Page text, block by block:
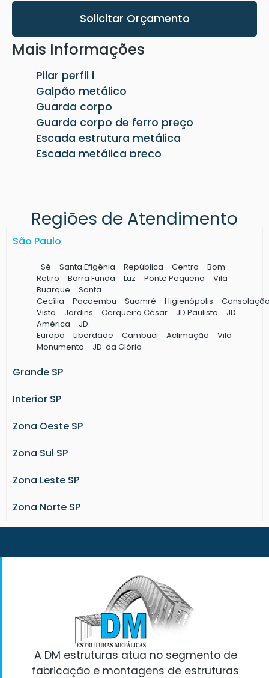
Solicitar Orçamento
Mais Informações
Pilar perfil i
Galpão metálico
Guarda corpo
Guarda corpo de ferro preço
Escada estrutura metálica
Escada metálica preço
Pergolado de ferro preço
Terças metálicas para telhado
Pilar metálico redondo
Fechamento lateral metálico
Construção de galpão metálico
Viga metálica preço
Mezanino estrutura metálica
Mezanino metálico preço
Cobertura metálica para galpão
Estrutura metálica para cobertura
Telhado metálico preço
Passarela metálica preço
Escada metálica detalhamento
Escada metalica
Terça metálica
Viga treliçada metálica
Fabrica de portão metálico
Estrutura metálica São Paulo
Estruturas metálicas preços
Fabricação e montagem de estruturas
metálicas
Montagem de estruturas metálicas
Pilar metálico treliçado
Regiões de Atendimento
São Paulo
Sé Santa Efigênia República Centro
Bom
Retiro
Barra Funda Luz Ponte Pequena
Vila
Buarque
Santa
Cecília
Pacaembu Suamré Higienópolis
Vista
Jardins Cerqueira César JD Paulista
JD.
América
JD.
Europa
Liberdade Cambuci Aclimação
Vila
Monumento
JD. da Glória
Grande SP
Interior SP
Zona Oeste SP
Zona Sul SP
Zona Leste SP
Zona Norte SP
A DM estruturas atua no segmento de
fabricação e montagens de estruturas